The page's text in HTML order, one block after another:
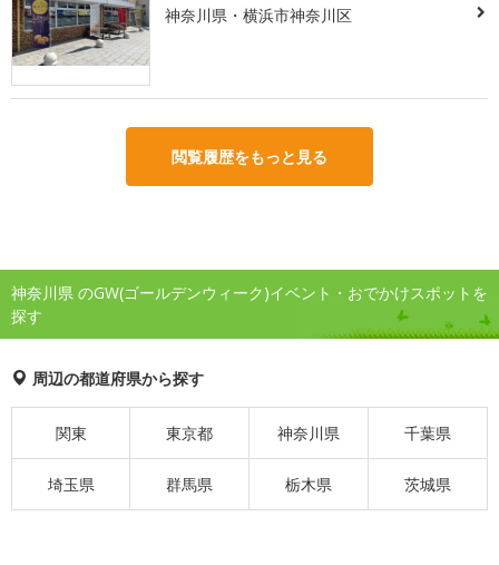
神奈川県・横浜市神奈川区
閲覧履歴をもっと見る
神奈川県 のGW(ゴールデンウィーク)イベント・おでかけスポットを
探す
周辺の都道府県から探す
関東 東京都 神奈川県 千葉県
埼玉県 群馬県 栃木県 茨城県